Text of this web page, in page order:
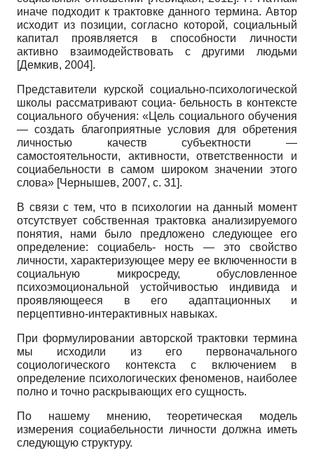
иначе подходит к трактовке данного термина. Автор
исходит из позиции, согласно которой, социальный
капитал проявляется в способности личности
активно взаимодействовать с другими людьми
[Демкив, 2004].
Представители курской социально-психологической
школы рассматривают социа- бельность в контексте
социального обучения: «Цель социального обучения
— создать благоприятные условия для обретения
личностью качеств субъектности —
самостоятельности, активности, ответственности и
социабельности в самом широком значении этого
слова» [Чернышев, 2007, с. 31].
В связи с тем, что в психологии на данный момент
отсутствует собственная трактовка анализируемого
понятия, нами было предложено следующее его
определение: социабель- ность — это свойство
личности, характеризующее меру ее включенности в
социальную ми­кросреду, обусловленное
психоэмоциональной устойчивостью индивида и
проявляющееся в его адаптационных и
перцептивно-интерактивных навыках.
При формулировании авторской трактовки термина
мы исходили из его первоначального
социологического контекста с включением в
определение психологических феноменов, наиболее
полно и точно раскрывающих его сущность.
По нашему мнению, теоретическая модель
измерения социабельности личности должна иметь
следующую структуру.